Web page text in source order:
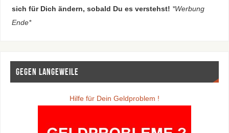
sich für Dich ändern, sobald Du es verstehst! *Werbung
Ende*
Gegen Langeweile
Hilfe für Dein Geldproblem !